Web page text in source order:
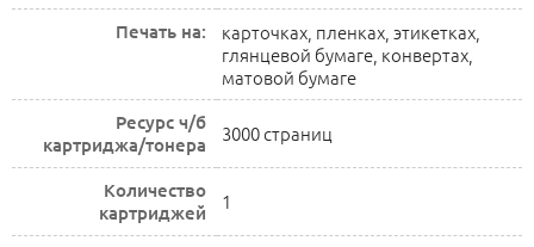
Печать на:
карточках, пленках, этикетках,
глянцевой бумаге, конвертах,
матовой бумаге
Ресурс ч/б
картриджа/тонера
3000 страниц
Количество
картриджей
1